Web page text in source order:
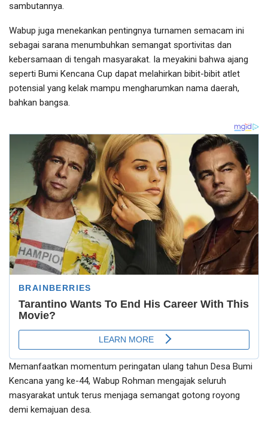
sambutannya.
Wabup juga menekankan pentingnya turnamen semacam ini
sebagai sarana menumbuhkan semangat sportivitas dan
kebersamaan di tengah masyarakat. Ia meyakini bahwa ajang
seperti Bumi Kencana Cup dapat melahirkan bibit-bibit atlet
potensial yang kelak mampu mengharumkan nama daerah,
bahkan bangsa.
Memanfaatkan momentum peringatan ulang tahun Desa Bumi
Kencana yang ke-44, Wabup Rohman mengajak seluruh
masyarakat untuk terus menjaga semangat gotong royong
demi kemajuan desa.